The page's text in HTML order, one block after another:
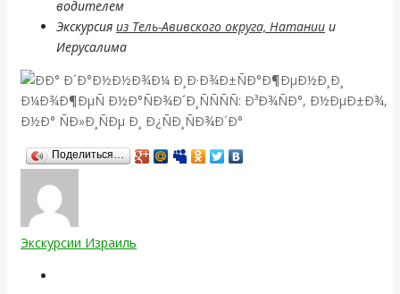
водителем
Экскурсия из Тель-Авивского округа, Натании и
Иерусалима
Поделиться…
Экскурсии Израиль